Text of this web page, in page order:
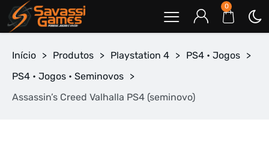
0
Início > Produtos > Playstation 4 > PS4 • Jogos >
PS4 • Jogos • Seminovos >
Assassin’s Creed Valhalla PS4 (seminovo)